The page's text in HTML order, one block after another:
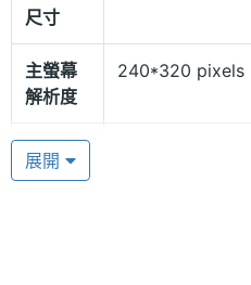
士，或欲享用二家電信公
毋須多帶一支手機，即可
率、語音通訊與數據服務
或撥打不同號碼的電話。
尺寸
主螢幕
解析度
240*320 pixels
主螢幕
材質
展開